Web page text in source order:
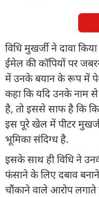
विधि मुखर्जी ने दावा
ईमेल की कॉपियों पर
में उनके बयान के रूप में
कहा कि यदि उनके नाम से
है, तो इससे साफ है कि
इस पूरे खेल में पीटर
भूमिका संदिग्ध है.
इसके साथ ही विधि ने
फंसाने के लिए दबाव
चौंकाने वाले आरोप